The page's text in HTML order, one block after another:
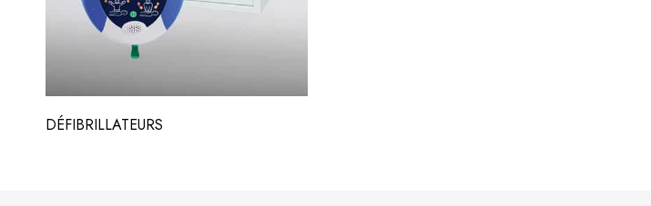
DÉFIBRILLATEURS